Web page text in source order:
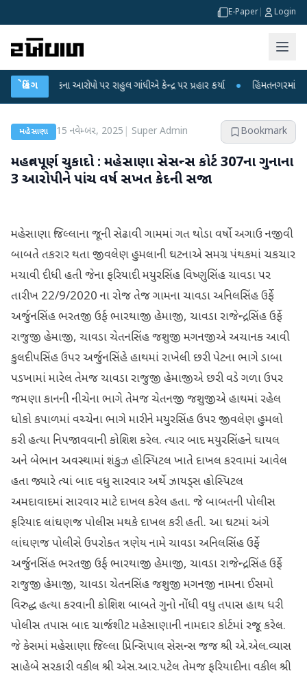
E-Paper Login
બ્રેકિંગ
લીકના આરોપો પર રાહુલ ગાંધીએ કેન્દ્ર પર પ્રહાર કર્યા ● હિંમતનગરમાં રહસ્યમય
મહેસાણા 15 નવેમ્બર, 2025 Super Admin Bookmark
મહત્વપૂર્ણ ચુકાદો : મહેસાણા સેસન્સ કોર્ટ 307ના ગુનાના
3 આરોપીને પાંચ વર્ષ સખત કેદની સજા
મહેસાણા જિલ્લાના જૂની સેઢાવી ગામમાં ગત થોડા વર્ષો અગાઉ નજીવી
બાબતે તકરાર થતા જીવલેણ હુમલાની ઘટનાએ સમગ્ર પંથકમાં ચકચાર
મચાવી દીધી હતી જેના ફરિયાદી મયુરસિંહ વિષ્ણુસિંહ ચાવડા પર
તારીખ 22/9/2020 ના રોજ તેજ ગામના ચાવડા અનિલસિંહ ઉર્ફે
અર્જુનસિંહ ભરતજી ઉર્ફ ભારથાજી હેમાજી, ચાવડા રાજેન્દ્રસિંહ ઉર્ફે
રાજુજી હેમાજી, ચાવડા ચેતનસિંહ જશુજી મગનજીએ અચાનક આવી
કુલદીપસિંહ ઉપર અર્જુનસિંહે હાથમાં રાખેલી છરી પેટના ભાગે ડાબા
પડખામાં મારેલ તેમજ ચાવડા રાજુજી હેમાજીએ છરી વડે ગળા ઉપર
જમણા કાનની નીચેના ભાગે તેમજ ચેતનજી જશુજીએ હાથમાં રહેલ
ધોકો કપાળમાં વચ્ચેના ભાગે મારીને મયુરસિંહ ઉપર જીવલેણ હુમલો
કરી હત્યા નિપજાવવાની કોશિશ કરેલ. ત્યાર બાદ મયુરસિંહને ઘાયલ
અને બેભાન અવસ્થામાં શંકુઝ હોસ્પિટલ ખાતે દાખલ કરવામાં આવેલ
હતા જ્યારે ત્યાં બાદ વધુ સારવાર અર્થે ઝાયડ્સ હોસ્પિટલ
અમદાવાદમાં સારવાર માટે દાખલ કરેલ હતા. જે બાબતની પોલીસ
ફરિયાદ લાંઘણજ પોલીસ મથકે દાખલ કરી હતી. આ ઘટમાં અંગે
લાંઘણજ પોલીસે ઉપરોક્ત ત્રણેય નામે ચાવડા અનિલસિંહ ઉર્ફે
અર્જુનસિંહ ભરતજી ઉર્ફ ભારથાજી હેમાજી, ચાવડા રાજેન્દ્રસિંહ ઉર્ફે
રાજુજી હેમાજી, ચાવડા ચેતનસિંહ જશુજી મગનજી નામના ઈસમો
વિરુદ્ધ હત્યા કરવાની કોશિશ બાબતે ગુનો નોંધી વધુ તપાસ હાથ ધરી
પોલીસ તપાસ બાદ ચાર્જશીટ મહેસાણાની નામદાર કોર્ટમાં રજૂ કરેલ.
જે કેસમાં મહેસાણા જિલ્લા પ્રિન્સિપાલ સેસન્સ જજ શ્રી એ.એલ.વ્યાસ
સાહેબે સરકારી વકીલ શ્રી એસ.આર.પટેલ તેમજ ફરિયાદીના વકીલ શ્રી